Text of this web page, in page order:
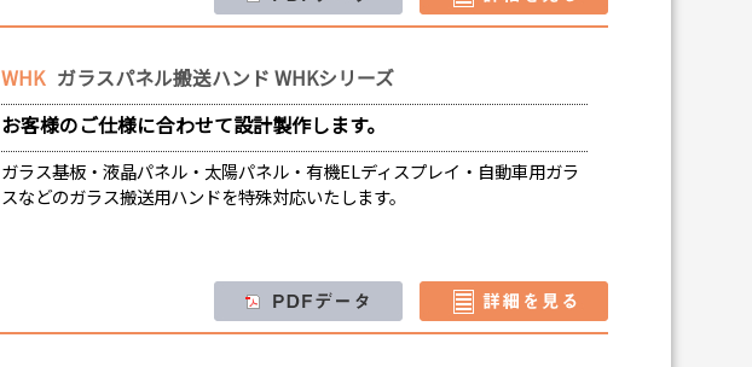
WHK ガラスパネル搬送ハンド WHKシリーズ
お客様のご仕様に合わせて設計製作します。
ガラス基板・液晶パネル・太陽パネル・有機ELディスプレイ・自動車用ガラ
スなどのガラス搬送用ハンドを特殊対応いたします。